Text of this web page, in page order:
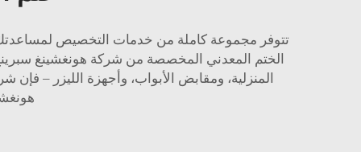
تتوفر مجموعة كاملة من خدمات التخصيص
الختم المعدني المخصصة من شركة هونغشينغ
المنزلية، ومقابض الأبواب، وأجهزة الليزر –